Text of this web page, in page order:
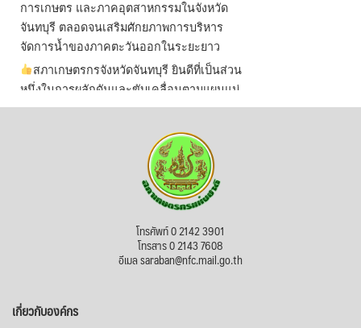
การเกษตร และภาคอุตสาหกรรมในจังหวัด
จันทบุรี ตลอดจนเสริมศักยภาพการบริหาร
จัดการน้ำของภาคตะวันออกในระยะยาว
สภาเกษตรกรจังหวัดจันทบุรี ยินดีที่เป็นส่วน
หนึ่งในการผลักดันและขับเคลื่อนตามแผนแม่
บทเพื่อพั ...See More
ไม่สามารถดูเนื้อหานี้ได้ในขณะนี้
สภาเกษตรกรแห่งชาติ
กรมการค้าต่างประเทศ กระทรวงพาณิชย์ เปิด
ไทยในช่วง 6 เดือนของปี 2569 (ม.ค.-มิ.ย.) มี
โทรศัพท์ 0 2142 3901
โทรสาร 0 2143 7608
อีเมล saraban@nfc.mail.go.th
เกี่ยวกับองค์กร